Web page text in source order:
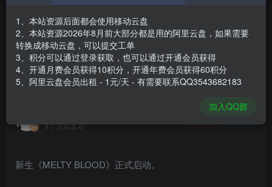
免费
登录购买
安装包大小
游戏本体大小
20.6 GB
9个月前发布
新生《MELTY BLOOD》正式启动。
1、本站资源后面都会使用移动云盘
2、本站资源2026年8月前大部分都是用的阿里云盘，如果需要
转换成移动云盘，可以提交工单
3、积分可以通过登录获取，也可以通过开通会员获得
4、开通月费会员获得10积分，开通年费会员获得60积分
5、阿里云盘会员出租 - 1元/天 - 有需要联系QQ3543682183
加入QQ群